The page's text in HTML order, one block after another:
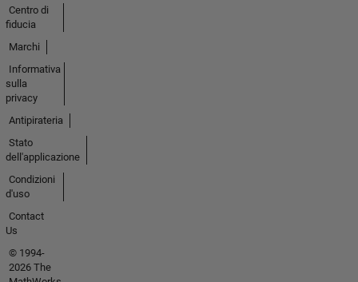
Centro di
fiducia
Marchi
Informativa
sulla
privacy
Antipirateria
Stato
dell'applicazione
Condizioni
d'uso
Contact
Us
© 1994-
2026 The